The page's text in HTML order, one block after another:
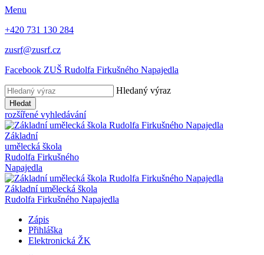
Menu
+420 731 130 284
zusrf@zusrf.cz
Facebook ZUŠ Rudolfa Firkušného Napajedla
Hledaný výraz
Hledat
rozšířené vyhledávání
Základní
umělecká škola
Rudolfa Firkušného
Napajedla
Základní umělecká škola
Rudolfa Firkušného Napajedla
Zápis
Přihláška
Elektronická ŽK